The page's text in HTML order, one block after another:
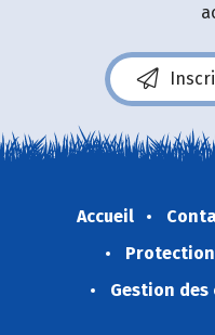
Accueil
Gestion des